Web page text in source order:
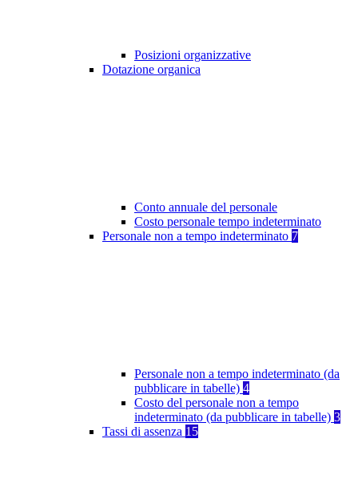
Posizioni organizzative
Dotazione organica
Conto annuale del personale
Costo personale tempo indeterminato
Personale non a tempo indeterminato 7
Personale non a tempo indeterminato (da
pubblicare in tabelle) 4
Costo del personale non a tempo
indeterminato (da pubblicare in tabelle) 3
Tassi di assenza 15